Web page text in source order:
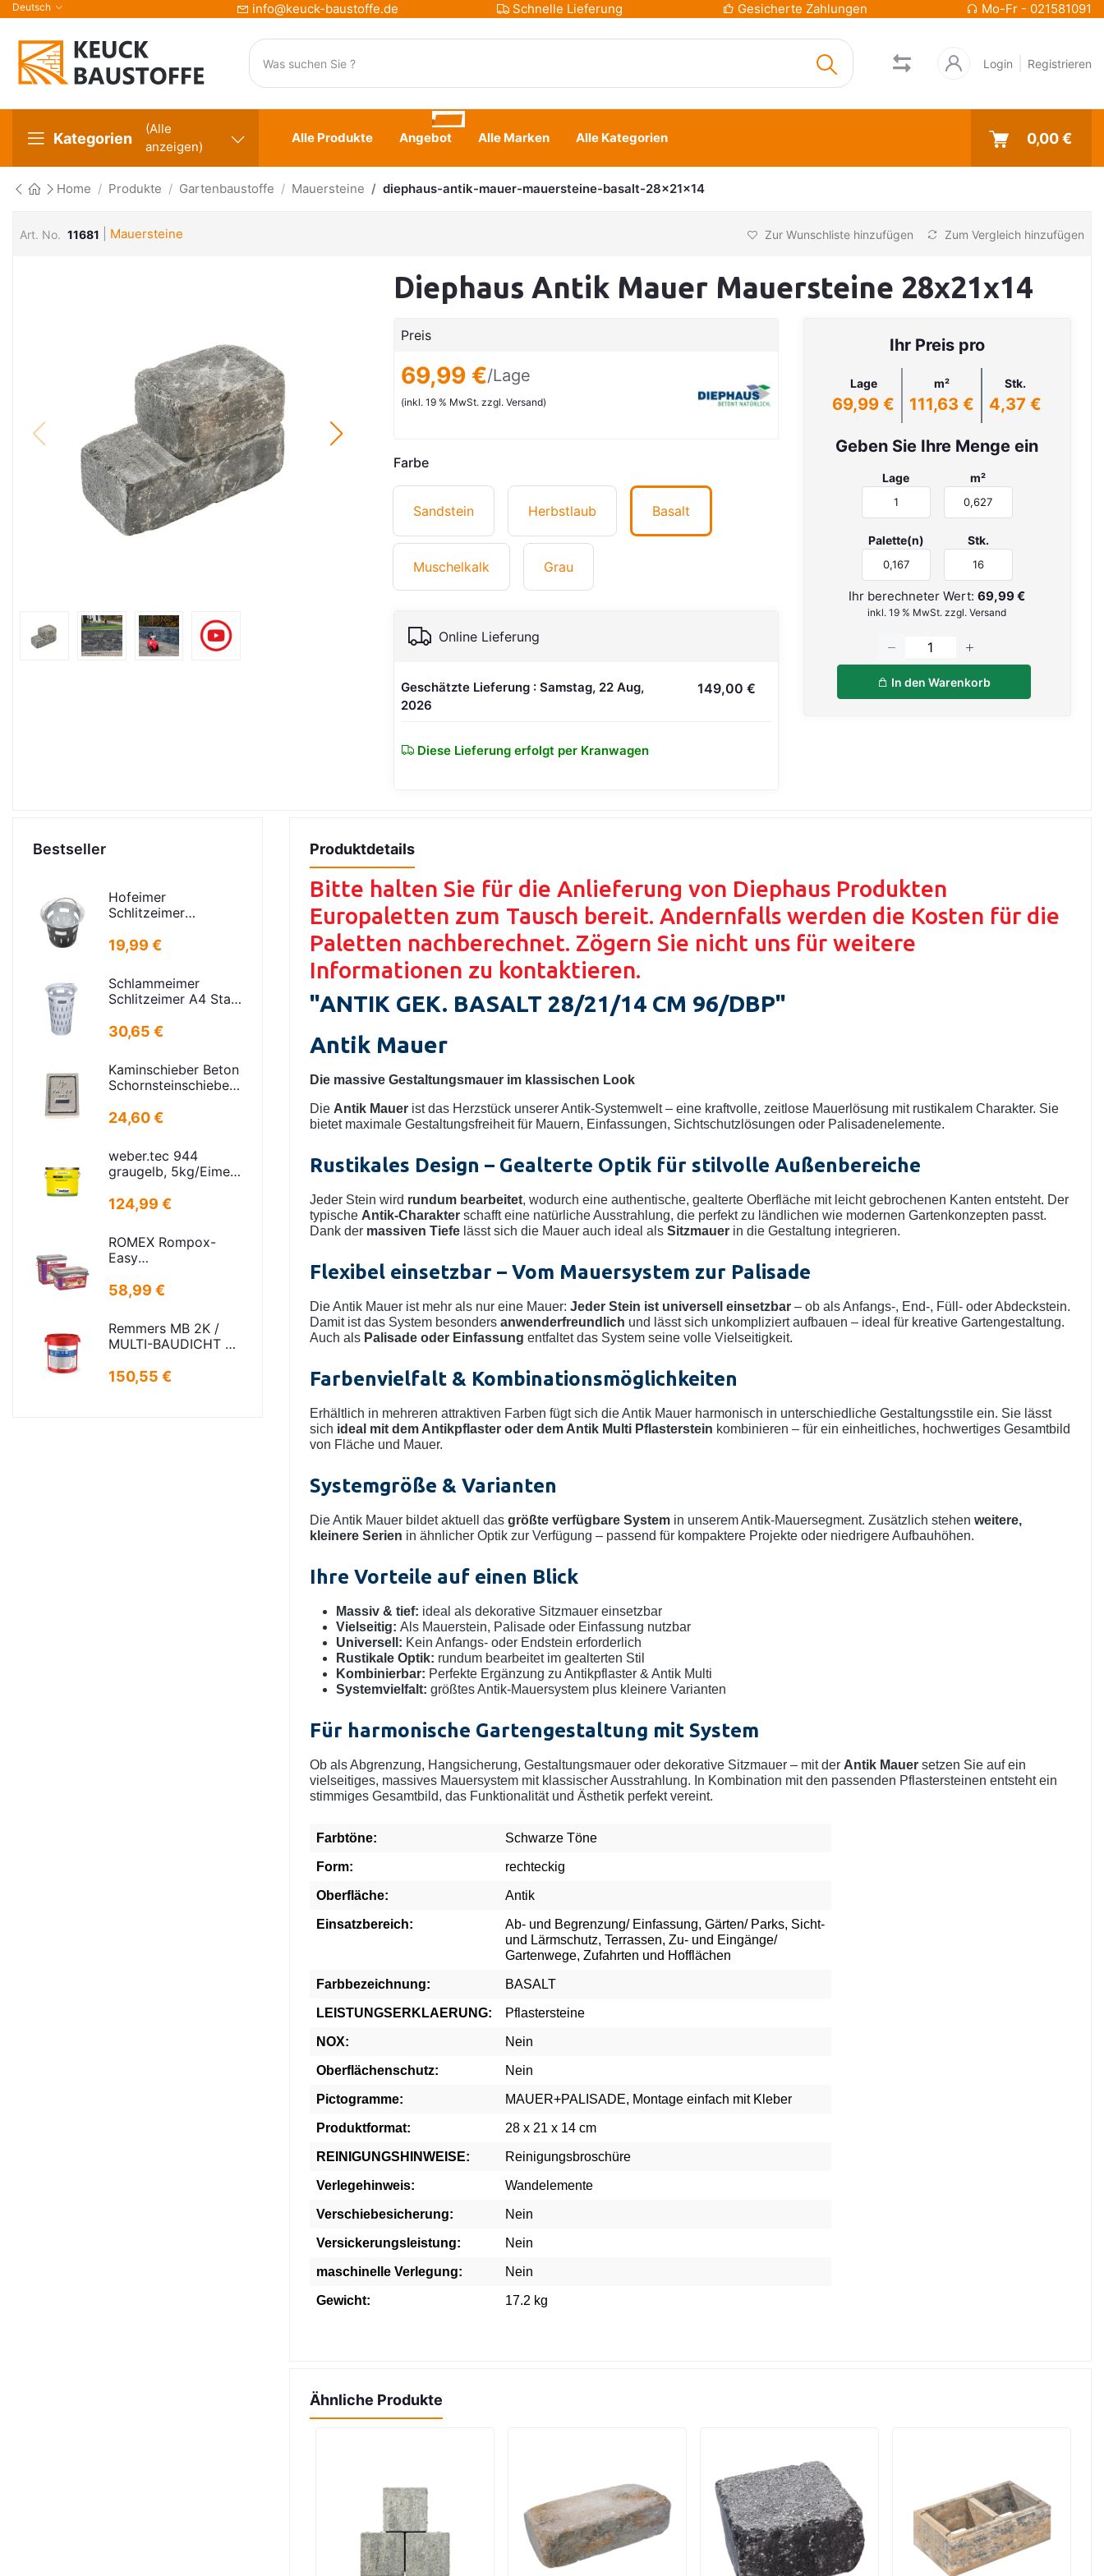
Deutsch info@keuck-baustoffe.de Schnelle Lieferung Gesicherte Zahlungen Mo-Fr - 021581091
Login Registrieren
Kategorien
(Alle
anzeigen)
Alle Produkte Angebot Alle Marken Alle Kategorien 0,00 €
Home Produkte Gartenbaustoffe Mauersteine diephaus-antik-mauer-mauersteine-basalt-28x21x14
Art. No. 11681 Mauersteine Zur Wunschliste hinzufügen Zum Vergleich hinzufügen
Diephaus Antik Mauer Mauersteine 28x21x14
Preis
69,99 €/Lage
(inkl. 19 % MwSt. zzgl. Versand)
Farbe
Sandstein Herbstlaub Basalt
Muschelkalk Grau
Online Lieferung
Geschätzte Lieferung : Samstag, 22 Aug,
2026
149,00 €
Diese Lieferung erfolgt per Kranwagen
Ihr Preis pro
Lage
69,99 €
m²
111,63 €
Stk.
4,37 €
Geben Sie Ihre Menge ein
Lage m²
Palette(n) Stk.
Ihr berechneter Wert:69,99 €
inkl. 19 % MwSt. zzgl. Versand
In den Warenkorb
Bestseller
Hofeimer
Schlitzeimer
kurz
19,99 €
Schlammeimer
Schlitzeimer A4 Stahl
H=600mm
30,65 €
Kaminschieber Beton
Schornsteinschieber
Rahmenmaß:
16,5x24,5cm
24,60 €
weber.tec 944
graugelb, 5kg/Eimer
124,99 €
ROMEX Rompox-
Easy
Sand-basalt 25kg
58,99 €
Remmers MB 2K /
MULTI-BAUDICHT 2K
150,55 €
Produktdetails
Bitte halten Sie für die Anlieferung von Diephaus Produkten
Europaletten zum Tausch bereit. Andernfalls werden die Kosten für die
Paletten nachberechnet. Zögern Sie nicht uns für weitere
Informationen zu kontaktieren.
"ANTIK GEK. BASALT 28/21/14 CM 96/DBP"
Antik Mauer
Die massive Gestaltungsmauer im klassischen Look
Die Antik Mauerist das Herzstück unserer Antik-Systemwelt – eine kraftvolle, zeitlose Mauerlösung mit rustikalem Charakter. Sie
bietet maximale Gestaltungsfreiheit für Mauern, Einfassungen, Sichtschutzlösungen oder Palisadenelemente.
Rustikales Design – Gealterte Optik für stilvolle Außenbereiche
Jeder Stein wird rundum bearbeitet, wodurch eine authentische, gealterte Oberfläche mit leicht gebrochenen Kanten entsteht. Der
typische Antik-Charakterschafft eine natürliche Ausstrahlung, die perfekt zu ländlichen wie modernen Gartenkonzepten passt.
Dank der massiven Tiefelässt sich die Mauer auch ideal als Sitzmauerin die Gestaltung integrieren.
Flexibel einsetzbar – Vom Mauersystem zur Palisade
Die Antik Mauer ist mehr als nur eine Mauer: Jeder Stein ist universell einsetzbar– ob als Anfangs-, End-, Füll- oder Abdeckstein.
Damit ist das System besonders anwenderfreundlich und lässt sich unkompliziert aufbauen – ideal für kreative Gartengestaltung.
Auch als Palisade oder Einfassung entfaltet das System seine volle Vielseitigkeit.
Farbenvielfalt & Kombinationsmöglichkeiten
Erhältlich in mehreren attraktiven Farben fügt sich die Antik Mauer harmonisch in unterschiedliche Gestaltungsstile ein. Sie lässt
sich ideal mit dem Antikpflaster oder dem Antik Multi Pflasterstein kombinieren – für ein einheitliches, hochwertiges Gesamtbild
von Fläche und Mauer.
Systemgröße & Varianten
Die Antik Mauer bildet aktuell das größte verfügbare Systemin unserem Antik-Mauersegment. Zusätzlich stehen weitere,
kleinere Serien in ähnlicher Optik zur Verfügung – passend für kompaktere Projekte oder niedrigere Aufbauhöhen.
Ihre Vorteile auf einen Blick
Massiv & tief: ideal als dekorative Sitzmauer einsetzbar
Vielseitig: Als Mauerstein, Palisade oder Einfassung nutzbar
Universell: Kein Anfangs- oder Endstein erforderlich
Rustikale Optik: rundum bearbeitet im gealterten Stil
Kombinierbar: Perfekte Ergänzung zu Antikpflaster & Antik Multi
Systemvielfalt: größtes Antik-Mauersystem plus kleinere Varianten
Für harmonische Gartengestaltung mit System
Ob als Abgrenzung, Hangsicherung, Gestaltungsmauer oder dekorative Sitzmauer – mit der Antik Mauersetzen Sie auf ein
vielseitiges, massives Mauersystem mit klassischer Ausstrahlung. In Kombination mit den passenden Pflastersteinen entsteht ein
stimmiges Gesamtbild, das Funktionalität und Ästhetik perfekt vereint.
Farbtöne: Schwarze Töne
Form: rechteckig
Oberfläche: Antik
Einsatzbereich:
Ab- und Begrenzung/ Einfassung, Gärten/ Parks, Sicht-
und Lärmschutz, Terrassen, Zu- und Eingänge/
Gartenwege, Zufahrten und Hofflächen
Farbbezeichnung: BASALT
LEISTUNGSERKLAERUNG: Pflastersteine
NOX: Nein
Oberflächenschutz: Nein
Pictogramme: MAUER+PALISADE, Montage einfach mit Kleber
Produktformat: 28 x 21 x 14 cm
REINIGUNGSHINWEISE: Reinigungsbroschüre
Verlegehinweis: Wandelemente
Verschiebesicherung: Nein
Versickerungsleistung: Nein
maschinelle Verlegung: Nein
Gewicht: 17.2 kg
Ähnliche Produkte